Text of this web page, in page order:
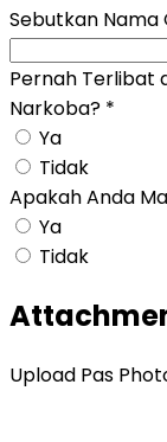
Sebutkan Nama
Pernah Terlibat
Narkoba? *
Ya
Tidak
Apakah Anda
Ya
Tidak
Upload Pas